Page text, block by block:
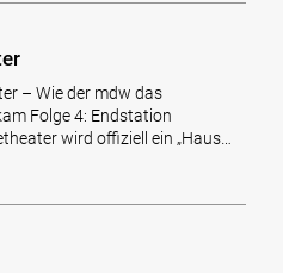
– Wie der mdw das
Folge 4: Endstation
wird offiziell ein „Haus…